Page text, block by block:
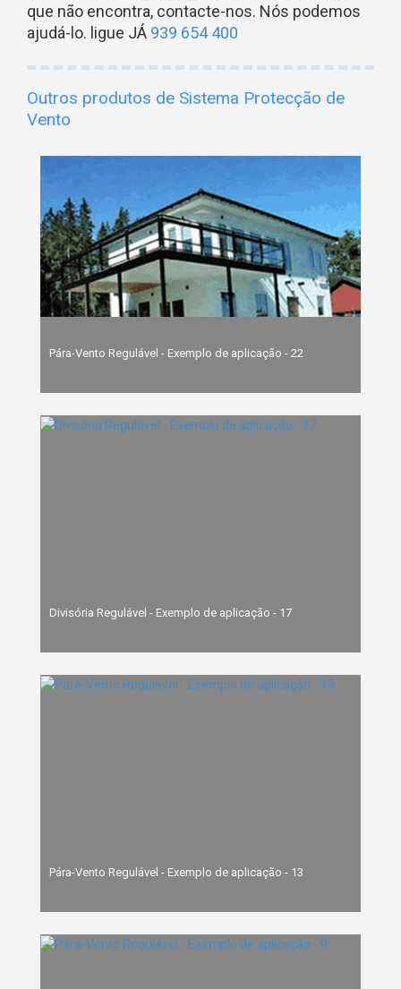
que não encontra, contacte-nos. Nós podemos
ajudá-lo. ligue JÁ 939 654 400
Outros produtos de Sistema Protecção de
Vento
Pára-Vento Regulável - Exemplo de aplicação - 22
Divisória Regulável - Exemplo de aplicação - 17
Pára-Vento Regulável - Exemplo de aplicação - 13